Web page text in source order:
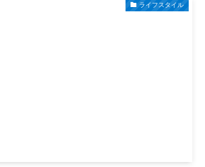
ライフスタイル